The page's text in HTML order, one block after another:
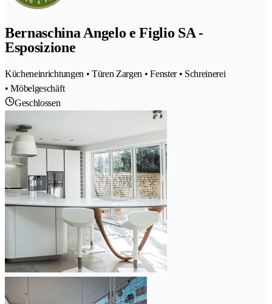
Bernaschina Angelo e Figlio SA -
Esposizione
Kücheneinrichtungen • Türen Zargen • Fenster • Schreinerei
• Möbelgeschäft
Geschlossen